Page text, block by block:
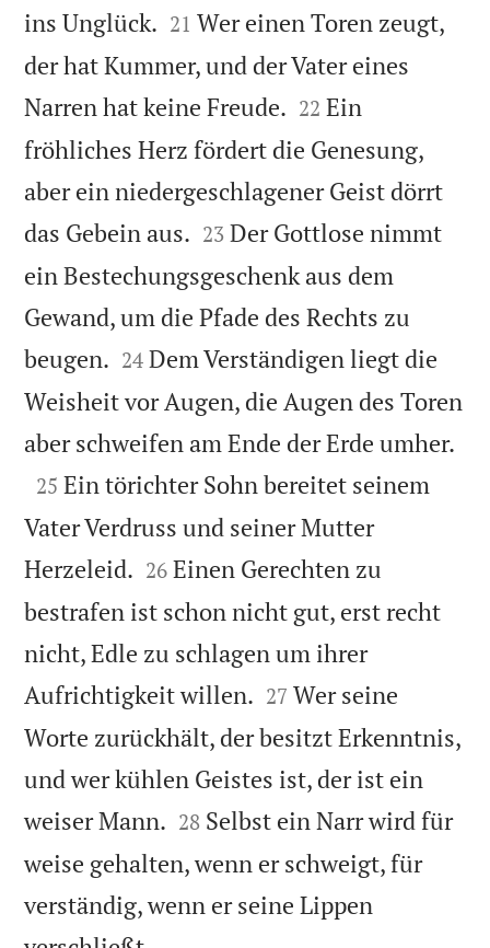
ins Unglück. 

21 Wer einen Toren zeugt,
der hat Kummer, und der Vater eines
Narren hat keine Freude. 

22 Ein
fröhliches Herz fördert die Genesung,
aber ein niedergeschlagener Geist dörrt
das Gebein aus. 

23 Der Gottlose nimmt
ein Bestechungsgeschenk aus dem
Gewand, um die Pfade des Rechts zu
beugen. 

24 Dem Verständigen liegt die
Weisheit vor Augen, die Augen des Toren
aber schweifen am Ende der Erde umher.

25 Ein törichter Sohn bereitet seinem
Vater Verdruss und seiner Mutter
Herzeleid. 

26 Einen Gerechten zu
bestrafen ist schon nicht gut, erst recht
nicht, Edle zu schlagen um ihrer
Aufrichtigkeit willen. 

27 Wer seine
Worte zurückhält, der besitzt Erkenntnis,
und wer kühlen Geistes ist, der ist ein
weiser Mann. 

28 Selbst ein Narr wird für
weise gehalten, wenn er schweigt, für
verständig, wenn er seine Lippen